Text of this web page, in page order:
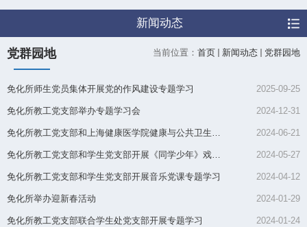
新闻动态
当前位置： 首页 新闻动态 党群园地
党群园地
免化所师生党员集体开展党的作风建设专题学习 2025-09-25
免化所教工党支部举办专题学习会 2024-12-31
免化所教工党支部和上海健康医学院健康与公共卫生学院教工党支部... 2024-06-21
免化所教工党支部和学生党支部开展《同学少年》戏剧党课联组学习 2024-05-27
免化所教工党支部和学生党支部开展音乐党课专题学习 2024-04-12
免化所举办迎新春活动 2024-01-29
免化所教工党支部联合学生处党支部开展专题学习 2024-01-24